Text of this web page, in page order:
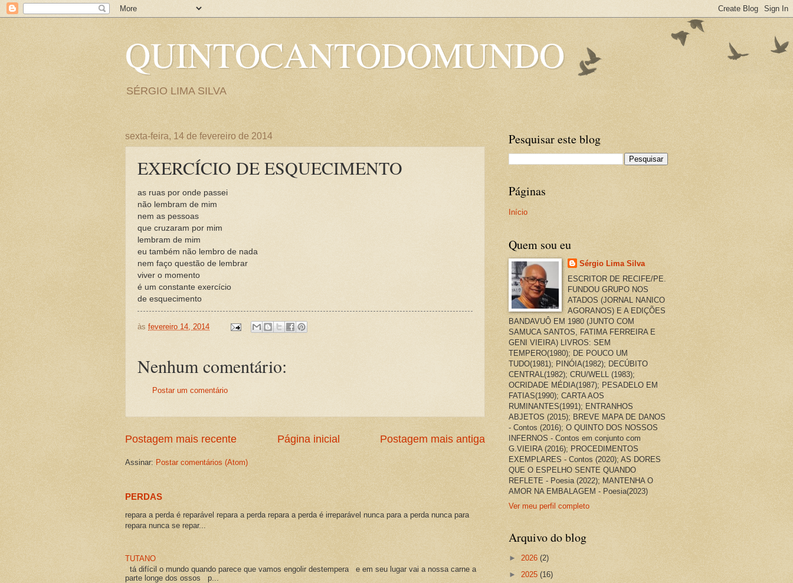
QUINTOCANTODOMUNDO
SÉRGIO LIMA SILVA
sexta-feira, 14 de fevereiro de 2014
EXERCÍCIO DE ESQUECIMENTO
as ruas por onde passei
não lembram de mim
nem as pessoas
que cruzaram por mim
lembram de mim
eu também não lembro de nada
nem faço questão de lembrar
viver o momento
é um constante exercício
de esquecimento
às fevereiro 14, 2014
Nenhum comentário:
Postar um comentário
Postagem mais recente Postagem mais antiga
Página inicial
Assinar: Postar comentários (Atom)
PERDAS
repara a perda é reparável repara a perda repara a perda é irreparável nunca para a perda nunca para
repara nunca se repar...
TUTANO
tá difícil o mundo quando parece que vamos engolir destempera e em seu lugar vai a nossa carne a
parte longe dos ossos p...
Pesquisar este blog
Páginas
Início
Quem sou eu
Sérgio Lima Silva
ESCRITOR DE RECIFE/PE.
FUNDOU GRUPO NOS
ATADOS (JORNAL NANICO
AGORANOS) E A EDIÇÕES
BANDAVUÔ EM 1980 (JUNTO COM
SAMUCA SANTOS, FATIMA FERREIRA E
GENI VIEIRA) LIVROS: SEM
TEMPERO(1980); DE POUCO UM
TUDO(1981); PINÓIA(1982); DECÚBITO
CENTRAL(1982); CRU/WELL (1983);
OCRIDADE MÉDIA(1987); PESADELO EM
FATIAS(1990); CARTA AOS
RUMINANTES(1991); ENTRANHOS
ABJETOS (2015); BREVE MAPA DE DANOS
- Contos (2016); O QUINTO DOS NOSSOS
INFERNOS - Contos em conjunto com
G.VIEIRA (2016); PROCEDIMENTOS
EXEMPLARES - Contos (2020); AS DORES
QUE O ESPELHO SENTE QUANDO
REFLETE - Poesia (2022); MANTENHA O
AMOR NA EMBALAGEM - Poesia(2023)
Ver meu perfil completo
Arquivo do blog
► 2026 (2)
► 2025 (16)